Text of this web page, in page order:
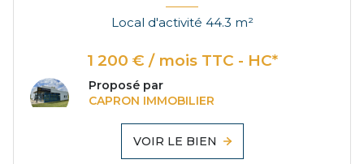
Local d'activité 44.3 m²
1 200 € / mois TTC - HC*
Proposé par
CAPRON IMMOBILIER
VOIR LE BIEN